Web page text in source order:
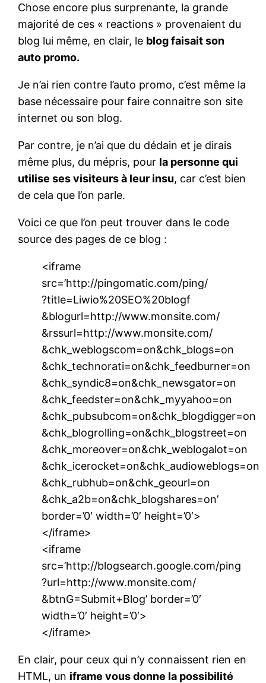
Chose encore plus surprenante, la grande
majorité de ces « reactions » provenaient du
blog lui même, en clair, le blog faisait son
auto promo.
Je n’ai rien contre l’auto promo, c’est même la
base nécessaire pour faire connaitre son site
internet ou son blog.
Par contre, je n’ai que du dédain et je dirais
même plus, du mépris, pour la personne qui
utilise ses visiteurs à leur insu, car c’est bien
de cela que l’on parle.
Voici ce que l’on peut trouver dans le code
source des pages de ce blog :
<iframe
src=’http://pingomatic.com/ping/
?title=Liwio%20SEO%20blogf
&blogurl=http://www.monsite.com/
&rssurl=http://www.monsite.com/
&chk_weblogscom=on&chk_blogs=on
&chk_technorati=on&chk_feedburner=on
&chk_syndic8=on&chk_newsgator=on
&chk_feedster=on&chk_myyahoo=on
&chk_pubsubcom=on&chk_blogdigger=on
&chk_blogrolling=on&chk_blogstreet=on
&chk_moreover=on&chk_weblogalot=on
&chk_icerocket=on&chk_audioweblogs=on
&chk_rubhub=on&chk_geourl=on
&chk_a2b=on&chk_blogshares=on’
border=’0′ width=’0′ height=’0′>
</iframe>
<iframe
src=’http://blogsearch.google.com/ping
?url=http://www.monsite.com/
&btnG=Submit+Blog’ border=’0′
width=’0′ height=’0′>
</iframe>
En clair, pour ceux qui n’y connaissent rien en
HTML, un iframe vous donne la possibilité